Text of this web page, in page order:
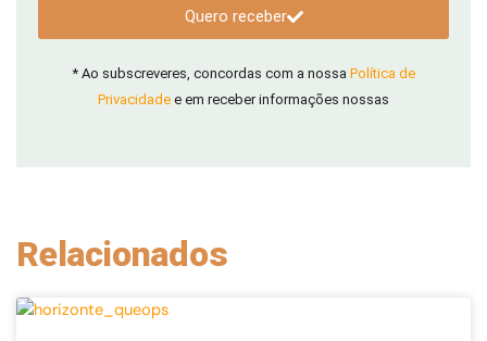
Quero receber
* Ao subscreveres, concordas com a nossa Política de
Privacidade e em receber informações nossas
Relacionados